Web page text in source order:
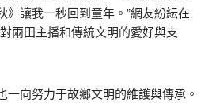
》讓我一秒回到童年。”網友紛紜在
兩田主播和傳統文明的愛好與支
一向努力于故鄉文明的維護與傳承。